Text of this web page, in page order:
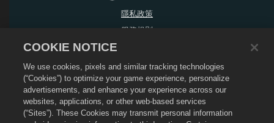
隱私政策
服務規則
不得出售或分享我的個人資訊
退款政策
Cookie政策
商店支援
遊戲支援
COOKIE NOTICE
We use cookies, pixels and similar tracking technologies
(“Cookies”) to optimize your game experience, personalize
advertisements, and enhance your experience across our
websites, applications, or other web-based services
(“Sites”). These Cookies may transmit personal information